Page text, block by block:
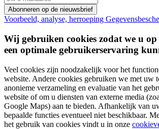
Abonneren op de nieuwsbrief
Voorbeeld, analyse, herroeping
Wij gebruiken cookies zodat we u op
een optimale gebruikerservaring
Veel cookies zijn noodzakelijk voor het
website. Andere cookies gebruiken we met uw
anonieme verzameling en evaluatie van het
website of om u diensten van externe media
Google Maps) aan te bieden. Afhankelijk van
bepaalde functies eventueel niet beschikbaar.
het gebruik van cookies vindt u in onze